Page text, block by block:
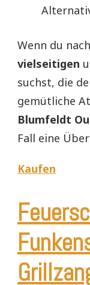
Wenn du
vielseitigen
suchst, die
gemütliche
Blumfeldt
Fall eine
Kaufen